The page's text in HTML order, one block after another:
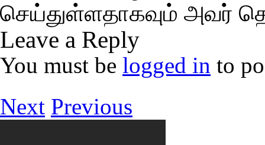
செய்துள்ளதாகவும் அவர்
Leave a Reply
You must be logged in to
Next Previous